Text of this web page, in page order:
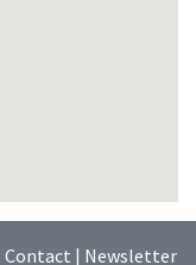
Contact | Newsletter